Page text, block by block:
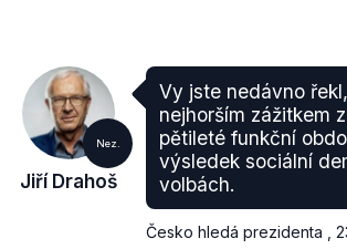
Nez.
Jiří Drahoš
Vy jste nedávno
nejhorším zážitkem
pětileté funkční
výsledek sociální
volbách.
Česko hledá prezidenta